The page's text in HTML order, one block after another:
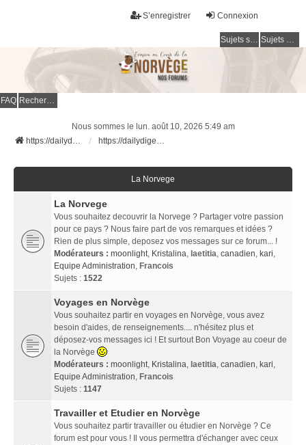
Connexion
S’enregistrer
Sujets sans réponse Sujets actifs
FAQ Rechercher
Nous sommes le lun. août 10, 2026 5:49 am
https://dailydigesthub.com
https://dailydigesthub.com
La Norvege
La Norvege
Vous souhaitez decouvrir la Norvege ? Partager votre passion
pour ce pays ? Nous faire part de vos remarques et idées ?
Rien de plus simple, deposez vos messages sur ce forum... !
Modérateurs : moonlight, Kristalina, laetitia, canadien, kari,
Equipe Administration, Francois
Sujets : 1522
Voyages en Norvège
Vous souhaitez partir en voyages en Norvège, vous avez
besoin d'aides, de renseignements.... n'hésitez plus et
déposez-vos messages ici ! Et surtout Bon Voyage au coeur de
la Norvège
Modérateurs : moonlight, Kristalina, laetitia, canadien, kari,
Equipe Administration, Francois
Sujets : 1147
Travailler et Etudier en Norvège
Vous souhaitez partir travailler ou étudier en Norvège ? Ce
forum est pour vous ! Il vous permettra d'échanger avec ceux